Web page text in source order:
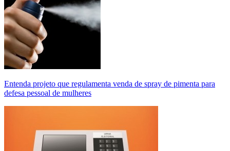
Entenda projeto que regulamenta venda de spray de pimenta para
defesa pessoal de mulheres